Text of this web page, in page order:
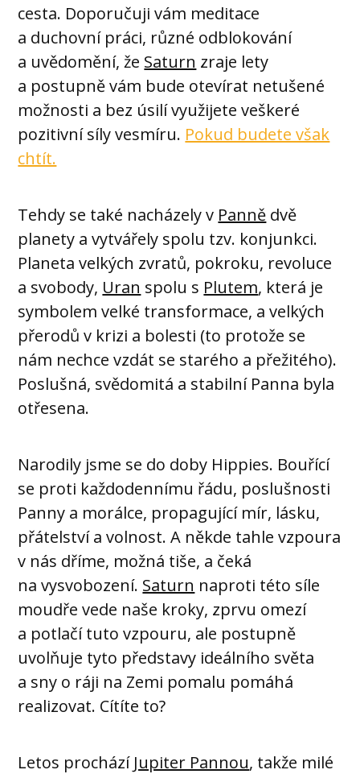
cesta. Doporučuji vám meditace
a duchovní práci, různé odblokování
a uvědomění, že Saturn zraje lety
a postupně vám bude otevírat netušené
možnosti a bez úsilí využijete veškeré
pozitivní síly vesmíru. Pokud budete však
chtít.
Tehdy se také nacházely v Panně dvě
planety a vytvářely spolu tzv. konjunkci.
Planeta velkých zvratů, pokroku, revoluce
a svobody, Uran spolu s Plutem, která je
symbolem velké transformace, a velkých
přerodů v krizi a bolesti (to protože se
nám nechce vzdát se starého a přežitého).
Poslušná, svědomitá a stabilní Panna byla
otřesena.
Narodily jsme se do doby Hippies. Bouřící
se proti každodennímu řádu, poslušnosti
Panny a morálce, propagující mír, lásku,
přátelství a volnost. A někde tahle vzpoura
v nás dříme, možná tiše, a čeká
na vysvobození. Saturn naproti této síle
moudře vede naše kroky, zprvu omezí
a potlačí tuto vzpouru, ale postupně
uvolňuje tyto představy ideálního světa
a sny o ráji na Zemi pomalu pomáhá
realizovat. Cítíte to?
Letos prochází Jupiter Pannou, takže milé